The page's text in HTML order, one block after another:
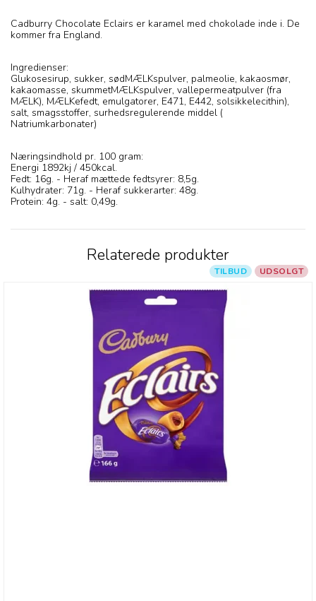
Cadburry Chocolate Eclairs er karamel med chokolade inde i. De
kommer fra England.
Ingredienser:
Glukosesirup, sukker, sødMÆLKspulver, palmeolie, kakaosmør,
kakaomasse, skummetMÆLKspulver, vallepermeatpulver (fra
MÆLK), MÆLKefedt, emulgatorer, E471, E442, solsikkelecithin),
salt, smagsstoffer, surhedsregulerende middel (
Natriumkarbonater)
Næringsindhold pr. 100 gram:
Energi 1892kj / 450kcal.
Fedt: 16g. - Heraf mættede fedtsyrer: 8,5g.
Kulhydrater: 71g. - Heraf sukkerarter: 48g.
Protein: 4g. - salt: 0,49g.
Relaterede produkter
TILBUD UDSOLGT